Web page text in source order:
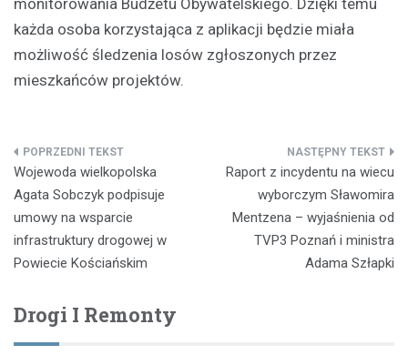
monitorowania Budżetu Obywatelskiego. Dzięki temu
każda osoba korzystająca z aplikacji będzie miała
możliwość śledzenia losów zgłoszonych przez
mieszkańców projektów.
Nawigacja
wpisu
Wojewoda wielkopolska
Agata Sobczyk podpisuje
umowy na wsparcie
infrastruktury drogowej w
Powiecie Kościańskim
Raport z incydentu na wiecu
wyborczym Sławomira
Mentzena – wyjaśnienia od
TVP3 Poznań i ministra
Adama Szłapki
Drogi I Remonty